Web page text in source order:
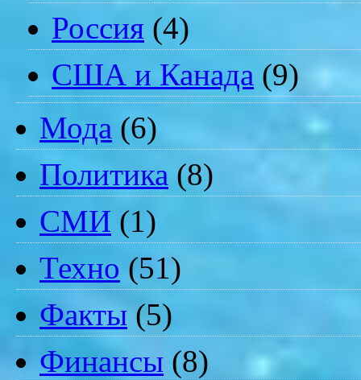
Россия (4)
США и Канада (9)
Мода (6)
Политика (8)
СМИ (1)
Техно (51)
Факты (5)
Финансы (8)